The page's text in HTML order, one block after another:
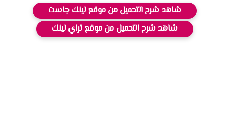
شاهد شرح التحميل من موقع لينك جاست
شاهد شرح التحميل من موقع تراي لينك